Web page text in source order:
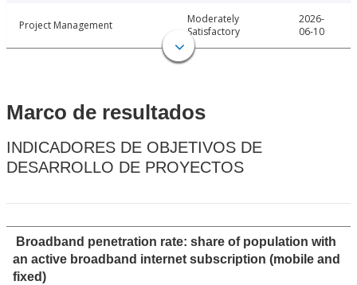
Project Management
Moderately
Satisfactory
2026-
06-10
Marco de resultados
INDICADORES DE OBJETIVOS DE
DESARROLLO DE PROYECTOS
Broadband penetration rate: share of population with
an active broadband internet subscription (mobile and
fixed)